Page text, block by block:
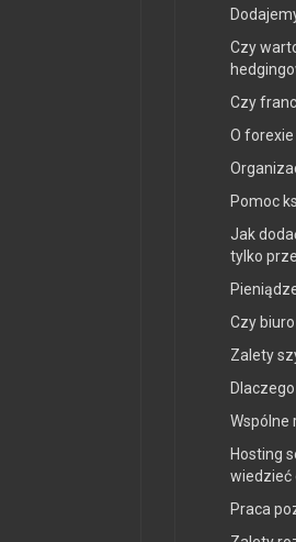
Czy
Czy
O forexie
Pomoc
Jak
tylko
Czy
Zalety
Wspólne
Hosting
wiedzieć
Praca